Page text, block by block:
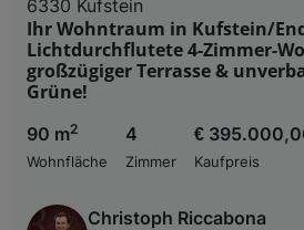
6330 Kufstein
Ihr Wohntraum in Kufstein/
Lichtdurchflutete 4-Zimmer-
großzügiger Terrasse &
Grüne!
90 m2
Wohnfläche
4
Zimmer
€
Kaufpreis
Christoph Riccabona